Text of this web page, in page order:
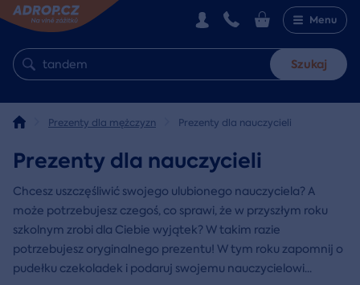
Menu
Szukaj
Prezenty dla mężczyzn Prezenty dla nauczycieli
Prezenty dla nauczycieli
Chcesz uszczęśliwić swojego ulubionego nauczyciela? A
może potrzebujesz czegoś, co sprawi, że w przyszłym roku
szkolnym zrobi dla Ciebie wyjątek? W takim razie
potrzebujesz oryginalnego prezentu! W tym roku zapomnij o
pudełku czekoladek i podaruj swojemu nauczycielowi...